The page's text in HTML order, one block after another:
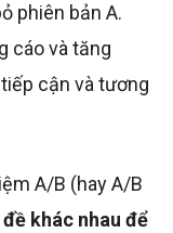
phiên bản A.
cáo và tăng
cận và tương
A/B (hay A/B
khác nhau để